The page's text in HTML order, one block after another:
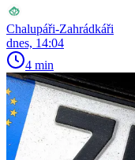
Chalupáři-Zahrádkáři
dnes, 14:04
4 min